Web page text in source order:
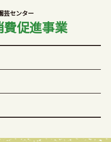
芸センター
促進事業